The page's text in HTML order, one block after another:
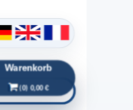
Warenkorb
(0) 0,00 €